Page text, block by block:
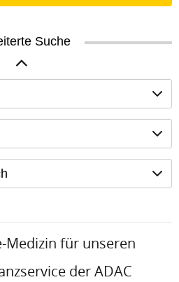
Suche
Medizin für unseren
der ADAC